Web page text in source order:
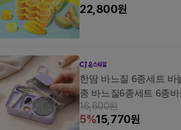
22,800원
한땀 바느질 6종세트 바
종 바느질6종세트 6종바
16,600원
5%15,770원